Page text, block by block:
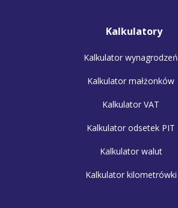
Kalkulatory
Kalkulator wynagrodzeń
Kalkulator małżonków
Kalkulator VAT
Kalkulator odsetek PIT
Kalkulator walut
Kalkulator kilometrówki